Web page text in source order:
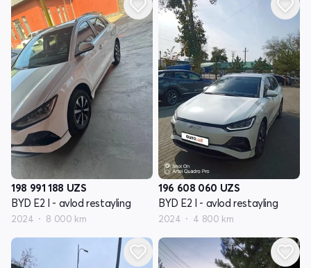
198 991 188 UZS
BYD E2 I - avlod restayling
2024 8 000 km
196 608 060 UZS
BYD E2 I - avlod restayling
2024 4 800 km